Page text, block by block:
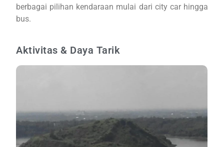
berbagai pilihan kendaraan mulai dari city car hingga
bus.
Aktivitas & Daya Tarik